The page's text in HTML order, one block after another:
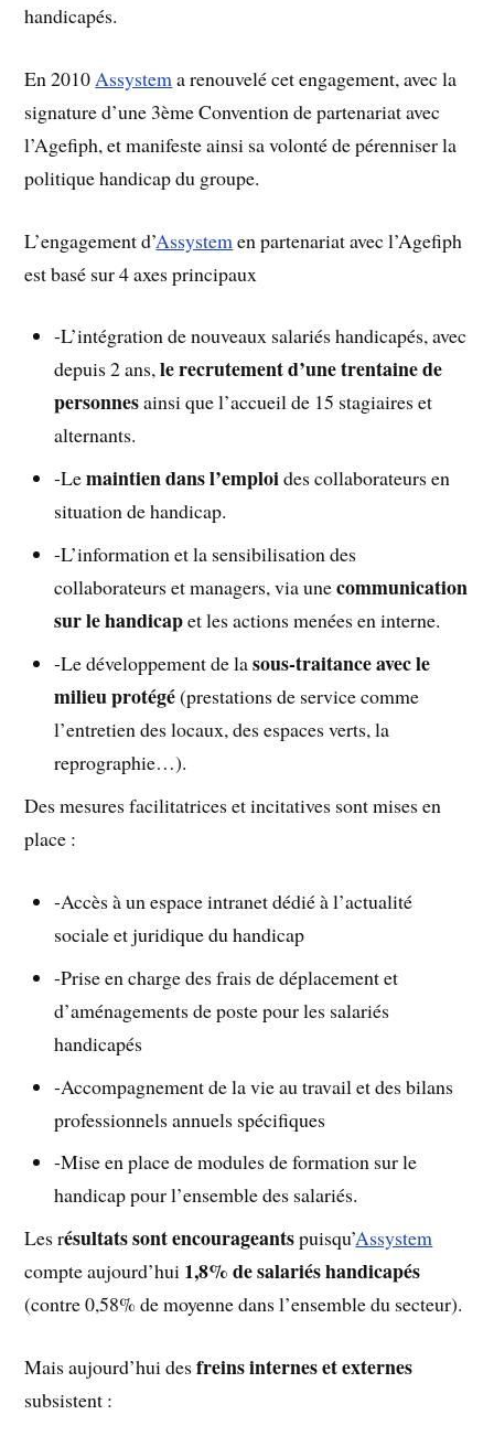
handicapés.
En 2010 Assystem a renouvelé cet engagement, avec la
signature d’une 3ème Convention de partenariat avec
l’Agefiph, et manifeste ainsi sa volonté de pérenniser la
politique handicap du groupe.
L’engagement d’Assystem en partenariat avec l’Agefiph
est basé sur 4 axes principaux
-L’intégration de nouveaux salariés handicapés, avec
depuis 2 ans,le recrutement d’une trentaine de
personnesainsi que l’accueil de 15 stagiaires et
alternants.
-Lemaintien dans l’emploides collaborateurs en
situation de handicap.
-L’information et la sensibilisation des
collaborateurs et managers, via unecommunication
sur le handicapet les actions menées en interne.
-Le développement de lasous-traitance avec le
milieu protégé(prestations de service comme
l’entretien des locaux, des espaces verts, la
reprographie…).
Des mesures facilitatrices et incitatives sont mises en
place :
-Accès à un espace intranet dédié à l’actualité
sociale et juridique du handicap
-Prise en charge des frais de déplacement et
d’aménagements de poste pour les salariés
handicapés
-Accompagnement de la vie au travail et des bilans
professionnels annuels spécifiques
-Mise en place de modules de formation sur le
handicap pour l’ensemble des salariés.
Les résultats sont encourageantspuisqu’Assystem
compte aujourd’hui 1,8% de salariés handicapés
(contre 0,58% de moyenne dans l’ensemble du secteur).
Mais aujourd’hui desfreins internes et externes
subsistent :